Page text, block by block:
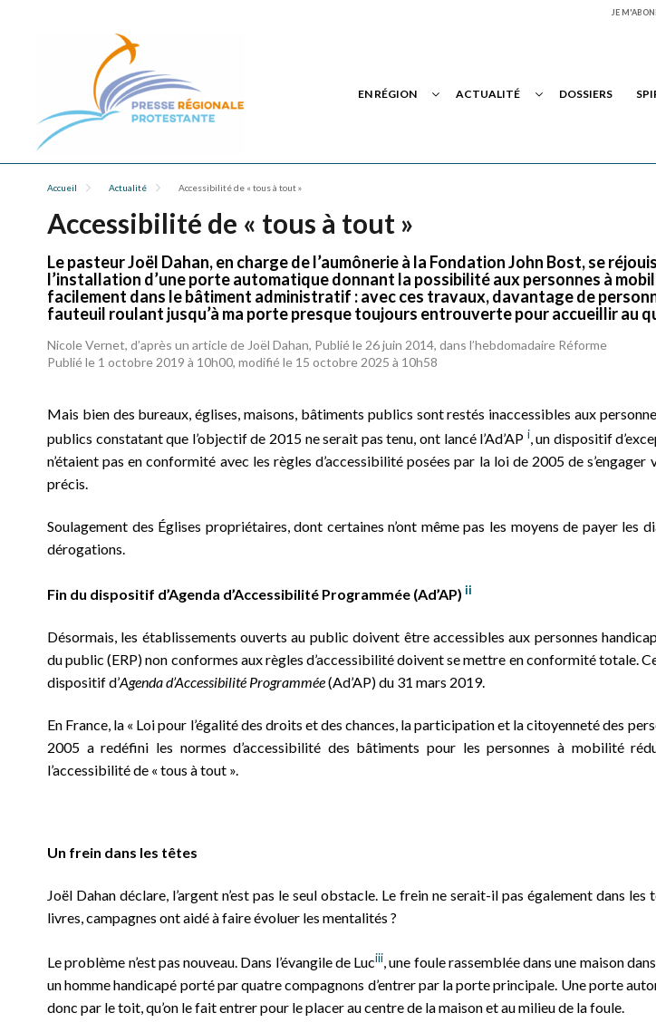
JE
EN RÉGION ACTUALITÉ DOSSIERS
Accueil Actualité Accessibilité de « tous à tout »
Accessibilité de « tous à tout »
Le pasteur Joël Dahan, en charge de l’aumônerie à la Fondation John Bost, se
l’installation d’une porte automatique donnant la possibilité aux personnes à
facilement dans le bâtiment administratif : avec ces travaux, davantage de
fauteuil roulant jusqu’à ma porte presque toujours entrouverte pour accueillir au
Nicole Vernet, d’après un article de Joël Dahan, Publié le 26 juin 2014, dans l’hebdomadaire Réforme
Publié le 1 octobre 2019 à 10h00, modifié le 15 octobre 2025 à 10h58
Mais bien des bureaux, églises, maisons, bâtiments publics sont restés inaccessibles aux
publics constatant que l’objectif de 2015 ne serait pas tenu, ont lancé l’Ad’AP i, un dispositif
n’étaient pas en conformité avec les règles d’accessibilité posées par la loi de 2005 de
précis.
Soulagement des Églises propriétaires, dont certaines n’ont même pas les moyens de payer les
dérogations.
Fin du dispositif d’Agenda d’Accessibilité Programmée (Ad’AP) ii
Désormais, les établissements ouverts au public doivent être accessibles aux personnes
du public (ERP) non conformes aux règles d’accessibilité doivent se mettre en conformité totale.
dispositif d’Agenda d’Accessibilité Programmée(Ad’AP) du 31 mars 2019.
En France, la « Loi pour l’égalité des droits et des chances, la participation et la citoyenneté des
2005 a redéfini les normes d’accessibilité des bâtiments pour les personnes à mobilité
l’accessibilité de « tous à tout ».
Un frein dans les têtes
Joël Dahan déclare, l’argent n’est pas le seul obstacle. Le frein ne serait-il pas également dans
livres, campagnes ont aidé à faire évoluer les mentalités ?
Le problème n’est pas nouveau. Dans l’évangile de Luciii, une foule rassemblée dans une maison
un homme handicapé porté par quatre compagnons d’entrer par la porte principale. Une porte
donc par le toit, qu’on le fait entrer pour le placer au centre de la maison et au milieu de la foule.